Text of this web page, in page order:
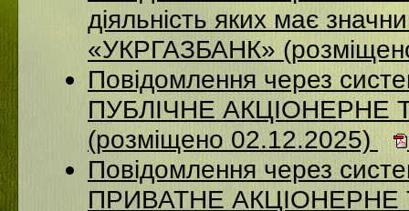
діяльність яких має
«УКРГАЗБАНК»
Повідомлення через
ПУБЛІЧНЕ
(розміщено 02.12.2025)
Повідомлення через
ПРИВАТНЕ АКЦІОНЕРНЕ